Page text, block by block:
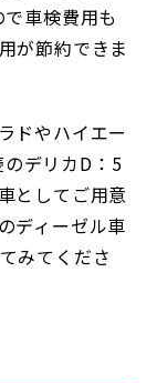
車検費用も
が節約できま
ドやハイエー
デリカD：5
としてご用意
ディーゼル車
みてくださ